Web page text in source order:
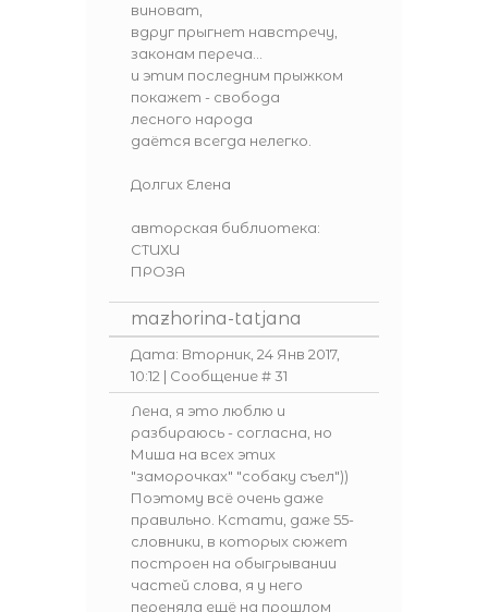
виноват,
вдруг прыгнет навстречу,
законам переча...
и этим последним прыжком
покажет - свобода
лесного народа
даётся всегда нелегко.
Долгих Елена
авторская библиотека:
СТИХИ
ПРОЗА
mazhorina-tatjana
Дата: Вторник, 24 Янв 2017,
10:12 | Сообщение #31
Лена, я это люблю и
разбираюсь - согласна, но
Миша на всех этих
"заморочках" "собаку съел"))
Поэтому всё очень даже
правильно. Кстати, даже 55-
словники, в которых сюжет
построен на обыгрывании
частей слова, я у него
переняла ещё на прошлом